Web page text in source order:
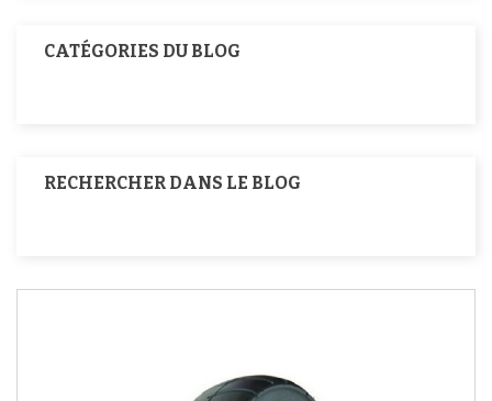
CATÉGORIES DU BLOG
RECHERCHER DANS LE BLOG